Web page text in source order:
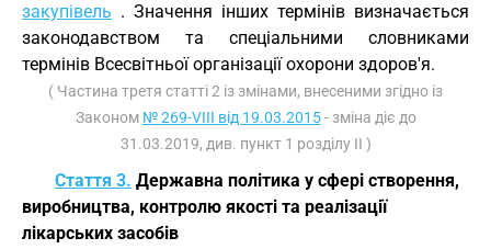
закупівель . Значення інших термінів визначається
законодавством та спеціальними словниками
термінів Всесвітньої організації охорони здоров'я.
( Частина третя статті 2 із змінами, внесеними згідно із
Законом № 269-VIII від 19.03.2015- зміна діє до
31.03.2019, див. пункт 1 розділу II )
Стаття 3. Державна політика у сфері створення,
виробництва, контролю якості та реалізації
лікарських засобів